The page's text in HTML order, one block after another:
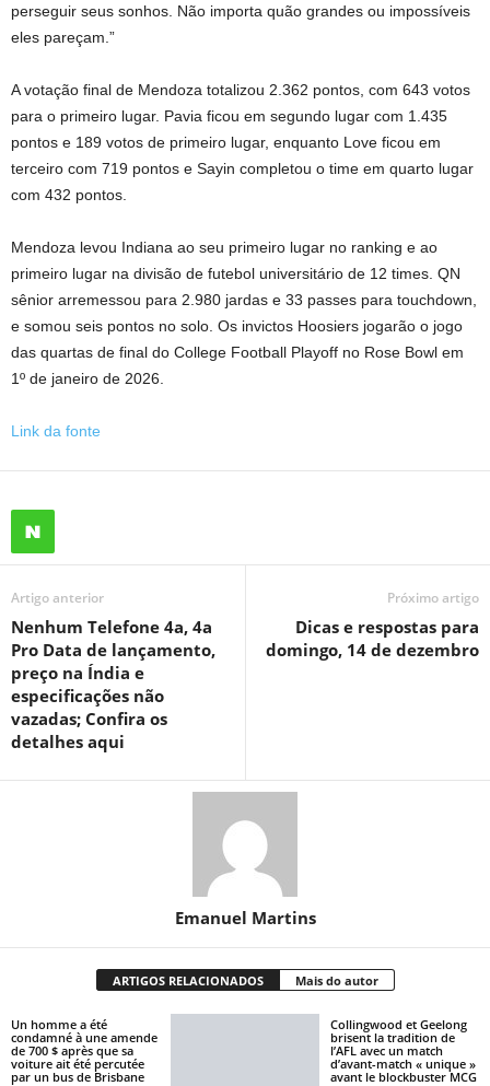
perseguir seus sonhos. Não importa quão grandes ou impossíveis
eles pareçam.”
A votação final de Mendoza totalizou 2.362 pontos, com 643 votos
para o primeiro lugar. Pavia ficou em segundo lugar com 1.435
pontos e 189 votos de primeiro lugar, enquanto Love ficou em
terceiro com 719 pontos e Sayin completou o time em quarto lugar
com 432 pontos.
Mendoza levou Indiana ao seu primeiro lugar no ranking e ao
primeiro lugar na divisão de futebol universitário de 12 times. QN
sênior arremessou para 2.980 jardas e 33 passes para touchdown,
e somou seis pontos no solo. Os invictos Hoosiers jogarão o jogo
das quartas de final do College Football Playoff no Rose Bowl em
1º de janeiro de 2026.
Link da fonte
Artigo anterior
Nenhum Telefone 4a, 4a
Pro Data de lançamento,
preço na Índia e
especificações não
vazadas; Confira os
detalhes aqui
Próximo artigo
Dicas e respostas para
domingo, 14 de dezembro
Emanuel Martins
ARTIGOS RELACIONADOS Mais do autor
Un homme a été
condamné à une amende
de 700 $ après que sa
voiture ait été percutée
par un bus de Brisbane
Collingwood et Geelong
brisent la tradition de
l’AFL avec un match
d’avant-match « unique »
avant le blockbuster MCG